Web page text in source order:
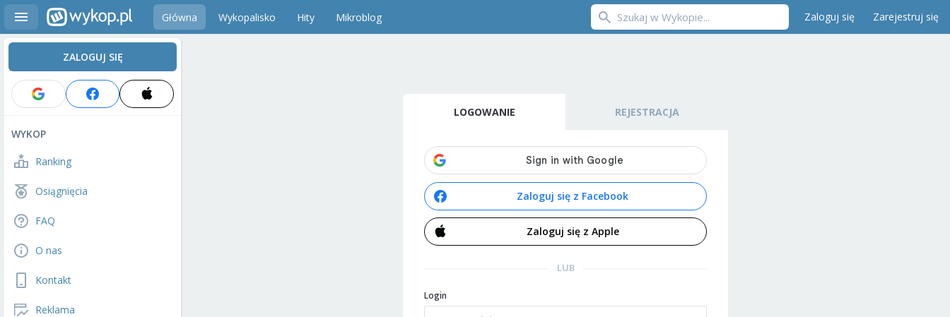
Główna Wykopalisko Hity Mikroblog Zaloguj się Zarejestruj się
ZALOGUJ SIĘ
WYKOP
Ranking
Osiągnięcia
FAQ
O nas
Kontakt
Reklama
LOGOWANIE REJESTRACJA
Zaloguj się z Facebook
Zaloguj się z Apple
LUB
Login